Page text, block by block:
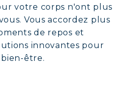
votre corps n'ont plus
Vous accordez plus
de repos et
innovantes pour
être.